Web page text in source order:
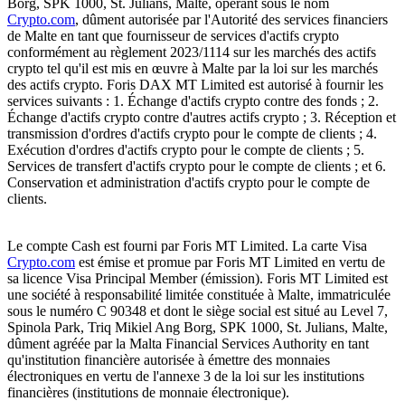
Crypto.com, dûment autorisée par l'Autorité des services financiers
de Malte en tant que fournisseur de services d'actifs crypto
conformément au règlement 2023/1114 sur les marchés des actifs
crypto tel qu'il est mis en œuvre à Malte par la loi sur les marchés
des actifs crypto. Foris DAX MT Limited est autorisé à fournir les
services suivants : 1. Échange d'actifs crypto contre des fonds ; 2.
Échange d'actifs crypto contre d'autres actifs crypto ; 3. Réception et
transmission d'ordres d'actifs crypto pour le compte de clients ; 4.
Exécution d'ordres d'actifs crypto pour le compte de clients ; 5.
Services de transfert d'actifs crypto pour le compte de clients ; et 6.
Conservation et administration d'actifs crypto pour le compte de
clients.
Le compte Cash est fourni par Foris MT Limited. La carte Visa
Crypto.com est émise et promue par Foris MT Limited en vertu de
sa licence Visa Principal Member (émission). Foris MT Limited est
une société à responsabilité limitée constituée à Malte, immatriculée
sous le numéro C 90348 et dont le siège social est situé au Level 7,
Spinola Park, Triq Mikiel Ang Borg, SPK 1000, St. Julians, Malte,
dûment agréée par la Malta Financial Services Authority en tant
qu'institution financière autorisée à émettre des monnaies
électroniques en vertu de l'annexe 3 de la loi sur les institutions
financières (institutions de monnaie électronique).